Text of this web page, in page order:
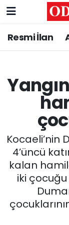
Resmi İlan
Kocaeli’nin
4’üncü
kalan
iki
ASAYİŞ
GÜNCEL
SİYASET
EĞİTİM
Nöbetçi
Trafik
Süper
Tüm
Son
Haber